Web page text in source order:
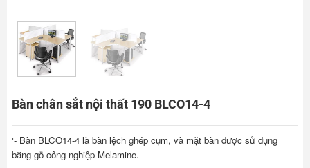
Bàn chân sắt nội thất 190 BLCO14-4
‘- Bàn BLCO14-4 là bàn lệch ghép cụm, và mặt bàn được sử dụng
bằng gỗ công nghiệp Melamine.